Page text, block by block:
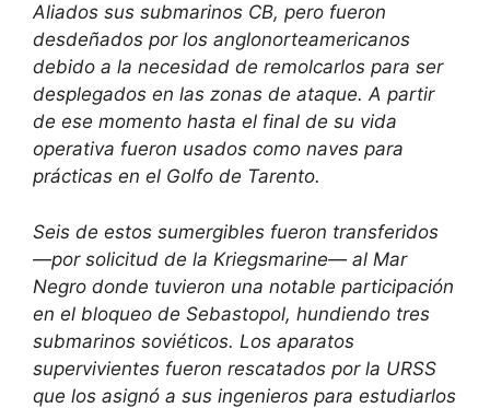
Aliados sus submarinos CB, pero fueron
desdeñados por los anglonorteamericanos
debido a la necesidad de remolcarlos para ser
desplegados en las zonas de ataque. A partir
de ese momento hasta el final de su vida
operativa fueron usados como naves para
prácticas en el Golfo de Tarento.
Seis de estos sumergibles fueron transferidos
—por solicitud de la Kriegsmarine— al Mar
Negro donde tuvieron una notable participación
en el bloqueo de Sebastopol, hundiendo tres
submarinos soviéticos. Los aparatos
supervivientes fueron rescatados por la URSS
que los asignó a sus ingenieros para estudiarlos